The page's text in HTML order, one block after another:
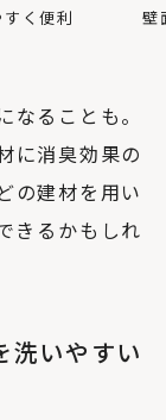
く便利 壁
ることも。
に消臭効果の
の建材を用い
きるかもしれ
洗いやすい